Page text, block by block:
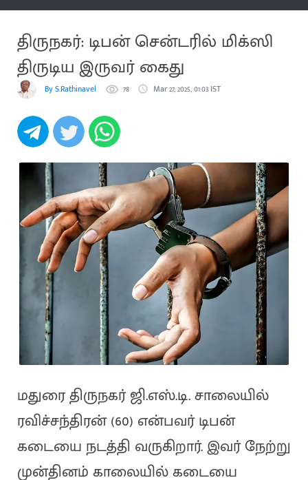
திருநகர்: டிபன் சென்டரில் மிக்ஸி
திருடிய இருவர் கைது
By S.Rathinavel 78 Mar 27, 2025, 01:03 IST
மதுரை திருநகர் ஜி.எஸ்.டி. சாலையில்
ரவிச்சந்திரன் (60) என்பவர் டிபன்
கடையை நடத்தி வருகிறார். இவர் நேற்று
முன்தினம் காலையில் கடையை